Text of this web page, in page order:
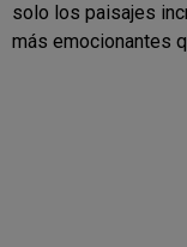
solo los paisajes
más emocionantes